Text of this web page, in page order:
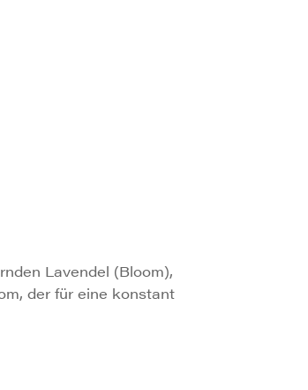
Lavendel (Bloom),
der für eine konstant